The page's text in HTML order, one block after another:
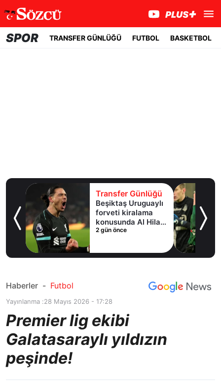
SPOR TRANSFER GÜNLÜĞÜ FUTBOL BASKETBOL
Transfer Günlüğü
Beşiktaş Uruguaylı
forveti kiralama
konusunda Al Hilal
ile anlaştı! Adım
2 gün önce
Haberler - Futbol
Yayınlanma :28 Mayıs 2026 - 17:28
Premier lig ekibi
Galatasaraylı yıldızın
peşinde!